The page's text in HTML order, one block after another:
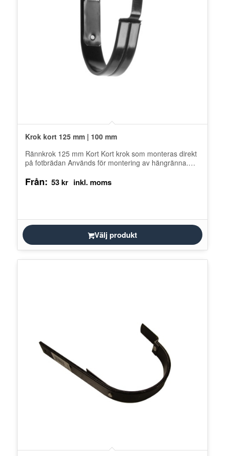
Krok kort 125 mm | 100 mm
Rännkrok 125 mm Kort Kort krok som monteras direkt
på fotbrädan Används för montering av hängränna.
Från: 53kr
Välj produkt